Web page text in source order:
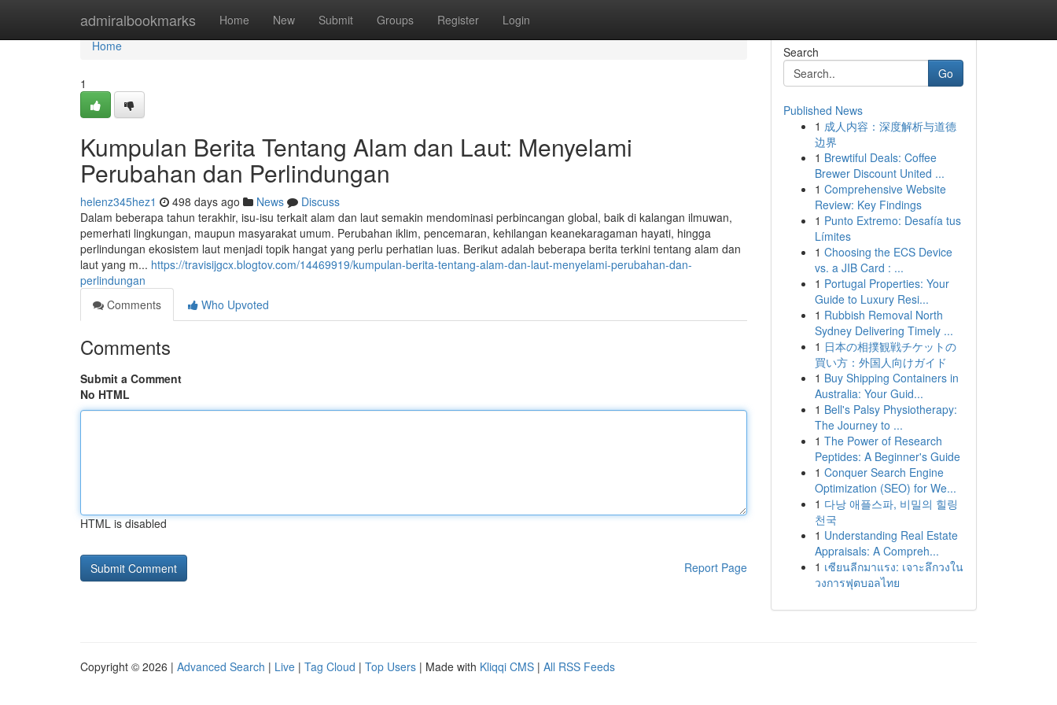
admiralbookmarks Home New Submit Groups Register Login
Home
Home
1
Kumpulan Berita Tentang Alam dan Laut: Menyelami
Perubahan dan Perlindungan
helenz345hez1 498 days ago News
Discuss
Dalam beberapa tahun terakhir, isu-isu terkait alam dan laut semakin mendominasi perbincangan global, baik di kalangan ilmuwan,
pemerhati lingkungan, maupun masyarakat umum. Perubahan iklim, pencemaran, kehilangan keanekaragaman hayati, hingga
perlindungan ekosistem laut menjadi topik hangat yang perlu perhatian luas. Berikut adalah beberapa berita terkini tentang alam dan
laut yang m... https://travisijgcx.blogtov.com/14469919/kumpulan-berita-tentang-alam-dan-laut-menyelami-perubahan-dan-
perlindungan
Comments
Who Upvoted
Comments
Submit a Comment
No HTML
HTML is disabled
Report Page
Search
Go
Published News
1 成人内容：深度解析与道德
边界
1 Brewtiful Deals: Coffee
Brewer Discount United ...
1 Comprehensive Website
Review: Key Findings
1 Punto Extremo: Desafía tus
Límites
1 Choosing the ECS Device
vs. a JIB Card : ...
1 Portugal Properties: Your
Guide to Luxury Resi...
1 Rubbish Removal North
Sydney Delivering Timely ...
1 日本の相撲観戦チケットの
買い方：外国人向けガイド
1 Buy Shipping Containers in
Australia: Your Guid...
1 Bell's Palsy Physiotherapy:
The Journey to ...
1 The Power of Research
Peptides: A Beginner's Guide
1 Conquer Search Engine
Optimization (SEO) for We...
1 다낭 애플스파, 비밀의 힐링
천국
1 Understanding Real Estate
Appraisals: A Compreh...
1 เซียนลีกมาแรง: เจาะลึกวงใน
วงการฟุตบอลไทย
Copyright © 2026 | Advanced Search | Live | Tag Cloud | Top Users | Made with Kliqqi CMS | All RSS Feeds